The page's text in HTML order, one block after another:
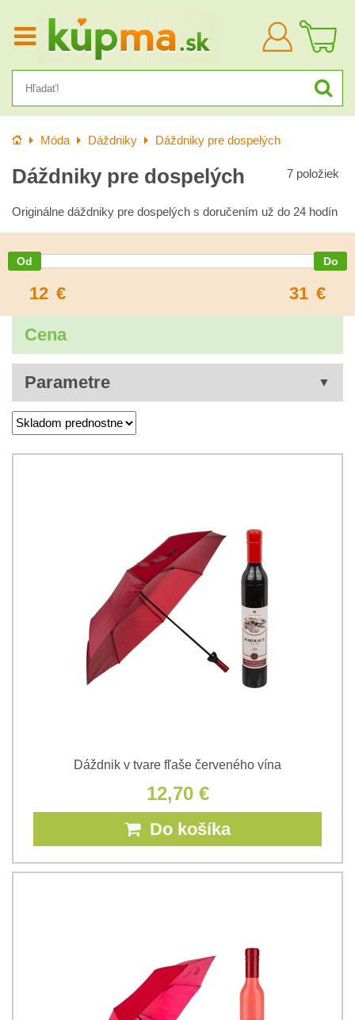
Prihlásiť
sa
Úvod Móda Dáždniky Dáždniky pre dospelých
Dáždniky pre dospelých 7 položiek
Originálne dáždniky pre dospelých s doručením už do 24 hodín
12 € 31 €
Cena
Parametre
Dáždnik v tvare fľaše červeného vína
12,70 €
Do košíka